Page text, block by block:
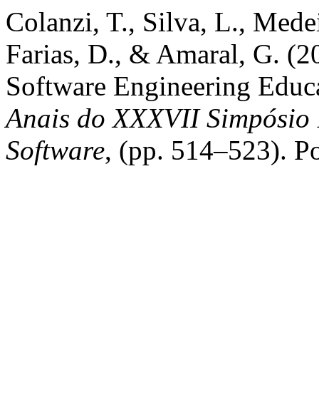
Colanzi, T., Silva, L.,
Farias, D., & Amaral, G.
Software Engineering
Anais do XXXVII
Software, (pp. 514–523).